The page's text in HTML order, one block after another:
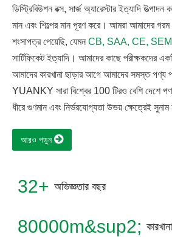
ডিস্ট্রিবিউশন বক্স, সার্জ অ্যারেস্টার ইত্যাদি
মান এবং শিল্পের মান পূরণ করে। আমরা আমাদের
শংসাপত্র পেয়েছি, যেমন CB, SAA, CE,
সার্টিফিকেট ইত্যাদি। আমাদের কাছে পরীক্ষকদের
আমাদের কারখানা ছাড়ার আগে আমাদের সমস্ত পণ্য
YUANKY সারা বিশ্বের 100 টিরও বেশি দেশে
ধীরে গুণমান এবং নির্ভরযোগ্যতা উভয় ক্ষেত্রেই
আরও পড়ুন
32+ অভিজ্ঞতার বছর
80000m&sup2;